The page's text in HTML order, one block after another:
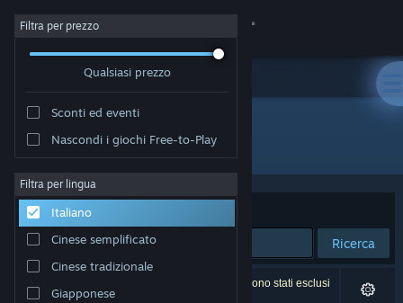
Accedi
Informazioni
Assistenza
Cambia la lingua
Filtra per prezzo
Qualsiasi prezzo
Sconti ed eventi
Nascondi i giochi Free-to-Play
Filtra per lingua
Italiano
Cinese semplificato
Cinese tradizionale
Giapponese
Sviluppatore: Creeepling
Ordina per Rilevanza
Ricerca
0 risultati corrispondono alla tua ricerca. 2 titoli sono stati esclusi
in base alle tue preferenze.